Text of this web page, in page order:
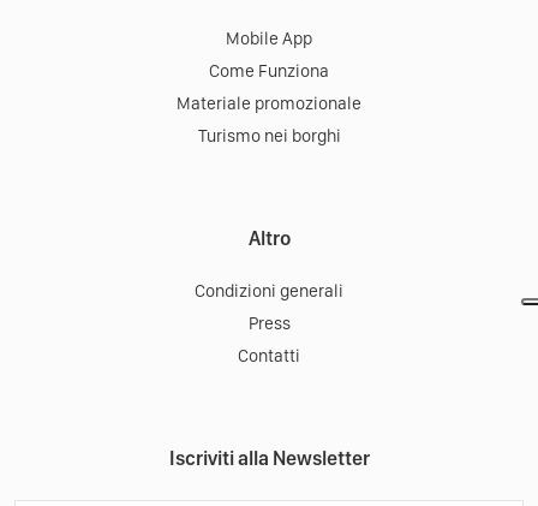
Mobile App
Come Funziona
Materiale promozionale
Turismo nei borghi
Altro
Condizioni generali
Press
Contatti
Iscriviti alla Newsletter